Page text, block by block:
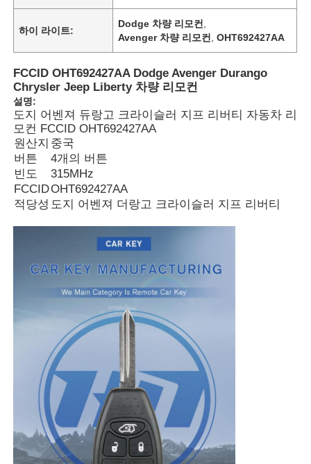
하이 라이트:
Dodge 차량 리모컨
Avenger 차량 리모컨 ,OHT692427AA
FCCID OHT692427AA Dodge Avenger Durango
Chrysler Jeep Liberty 차량 리모컨
설명:
도지 어벤져 듀랑고 크라이슬러 지프 리버티 자동차 리
모컨 FCCID OHT692427AA
원산지 중국
버튼
4개의 버튼
빈도
315MHz
FCCIDOHT692427AA
적당성 도지 어벤져 더랑고 크라이슬러 지프 리버티